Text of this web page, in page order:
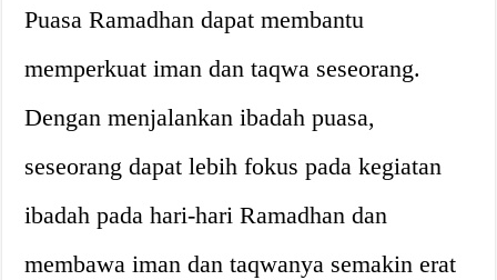
Puasa Ramadhan dapat membantu
memperkuat iman dan taqwa seseorang.
Dengan menjalankan ibadah puasa,
seseorang dapat lebih fokus pada kegiatan
ibadah pada hari-hari Ramadhan dan
membawa iman dan taqwanya semakin erat